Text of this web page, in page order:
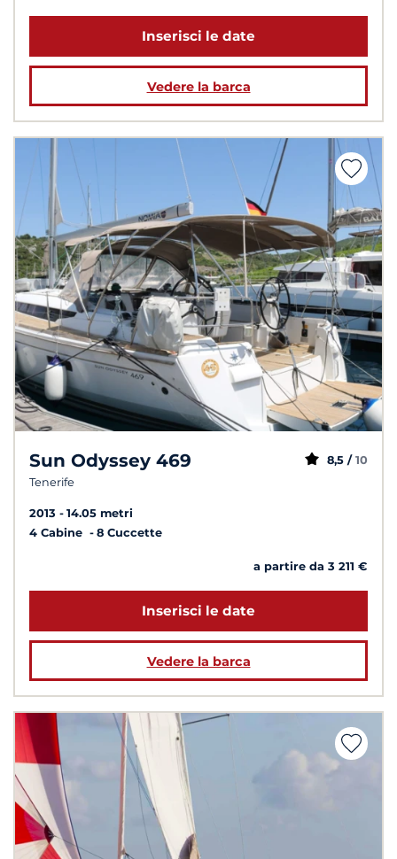
Inserisci le date
Vedere la barca
Sun Odyssey 469
Tenerife
8,5 / 10
2013
14.05 metri
4 Cabine
8 Cuccette
a partire da 3 211 €
Inserisci le date
Vedere la barca